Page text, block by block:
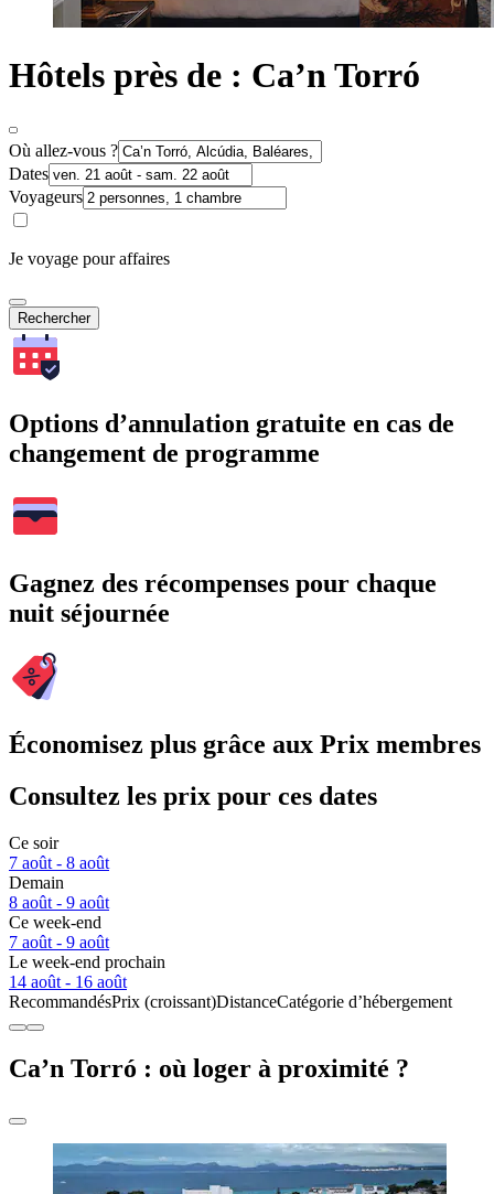
Hôtels près de : Ca’n Torró
Où allez-vous ?
Dates
Voyageurs
Je voyage pour affaires
Rechercher
Options d’annulation gratuite en cas de
changement de programme
Gagnez des récompenses pour chaque
nuit séjournée
Économisez plus grâce aux Prix membres
Consultez les prix pour ces dates
Ce soir
7 août - 8 août
Demain
8 août - 9 août
Ce week-end
7 août - 9 août
Le week-end prochain
14 août - 16 août
RecommandésPrix (croissant)DistanceCatégorie d’hébergement
Ca’n Torró : où loger à proximité ?